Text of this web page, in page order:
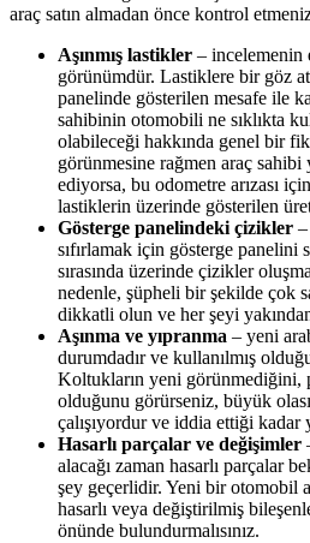
araç satın almadan önce kontrol
Aşınmış lastikler –
görünümdür. Lastiklere bir göz
panelinde gösterilen mesafe ile
sahibinin otomobili ne sıklıkta
olabileceği hakkında genel bir
görünmesine rağmen araç
ediyorsa, bu odometre arızası
lastiklerin üzerinde gösterilen
Gösterge panelindeki çizikler
sıfırlamak için gösterge panelini
sırasında üzerinde çizikler
nedenle, şüpheli bir şekilde çok
dikkatli olun ve her şeyi
Aşınma ve yıpranma – yeni
durumdadır ve kullanılmış
Koltukların yeni görünmediğini,
olduğunu görürseniz, büyük
çalışıyordur ve iddia ettiği kadar
Hasarlı parçalar ve değişimler
alacağı zaman hasarlı parçalar
şey geçerlidir. Yeni bir otomobil
hasarlı veya değiştirilmiş
önünde bulundurmalısınız.